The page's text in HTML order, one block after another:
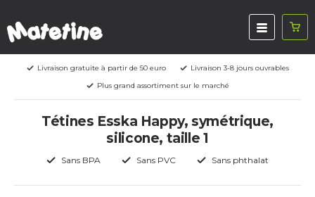
Livraison gratuite à partir de 50 euro
Livraison 3-8 jours ouvrables
Plus grand assortiment sur le marché
Tétines Esska Happy, symétrique,
silicone, taille 1
Sans BPA Sans PVC Sans phthalat